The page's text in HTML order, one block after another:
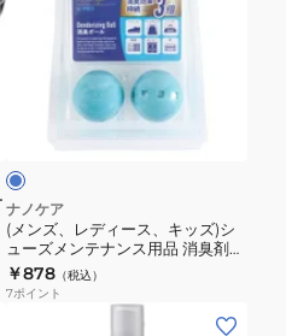
キ
ッ
ズ)
シ
ュ
ナノケア
(メンズ、レディース、キッズ)シ
ューズメンテナンス用品 消臭剤
消臭ボール ライトブルー
￥878 （税込）
7ポイント